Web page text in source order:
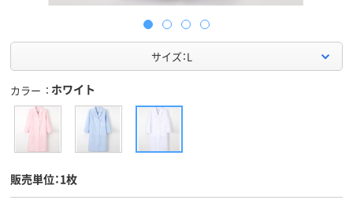
サイズ：L
カラー ホワイト
販売単位：1枚